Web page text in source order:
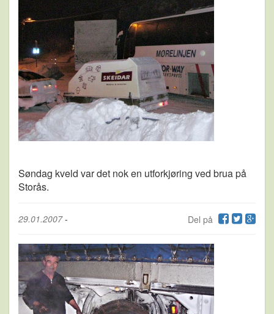
Søndag kveld var det nok en utforkjøring ved brua på
Storås.
Del på
29.01.2007-